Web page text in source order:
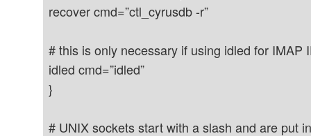
recover cmd=”ctl_cyrusdb -r”
# this is only necessary if using idled for IMAP
idled cmd=”idled”
}
# UNIX sockets start with a slash and are put